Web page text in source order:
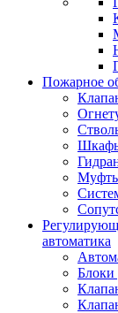
Пожарное
Муфты
автоматика
Блоки